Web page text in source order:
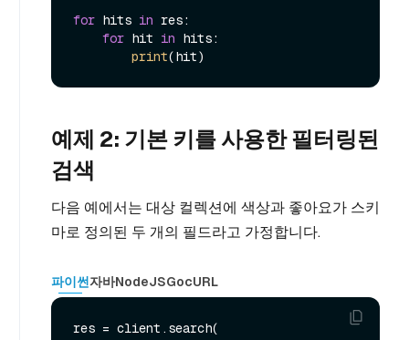
for hits in res:
for hit in hits:
print
예제 2: 기본 키를 사용한 필터링된
검색
다음 예에서는 대상 컬렉션에 색상과 좋아요가 스키
마로 정의된 두 개의 필드라고 가정합니다.
파이썬자바NodeJSGocURL
res = client.search(